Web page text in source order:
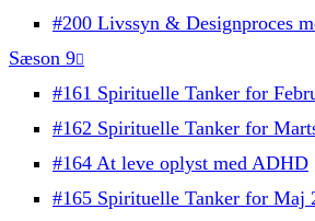
#200 Livssyn & Designproces
Sæson 9
#161 Spirituelle Tanker for
#162 Spirituelle Tanker for
#164 At leve oplyst med ADHD
#165 Spirituelle Tanker for Maj